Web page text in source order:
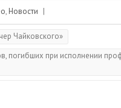
, Новости |
Чайковского»
погибших при исполнении